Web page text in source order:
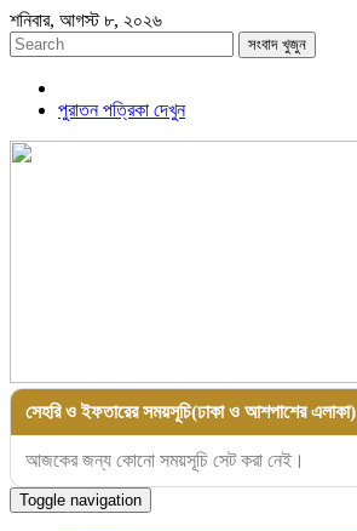
শনিবার, আগস্ট ৮, ২০২৬
সংবাদ খুজুন
পুরাতন পত্রিকা দেখুন
সেহরি ও ইফতারের সময়সূচি(ঢাকা ও আশপাশের এলাকা)
আজকের জন্য কোনো সময়সূচি সেট করা নেই।
Toggle navigation